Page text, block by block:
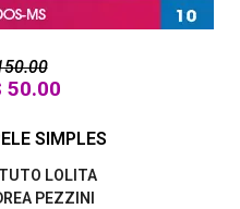
50.00
SIMPLES
LOLITA
PEZZINI